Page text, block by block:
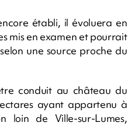
établi, il évoluera en
mis en examen et pourrait
une source proche du
conduit au château du
ayant appartenu à
loin de Ville-sur-Lumes,